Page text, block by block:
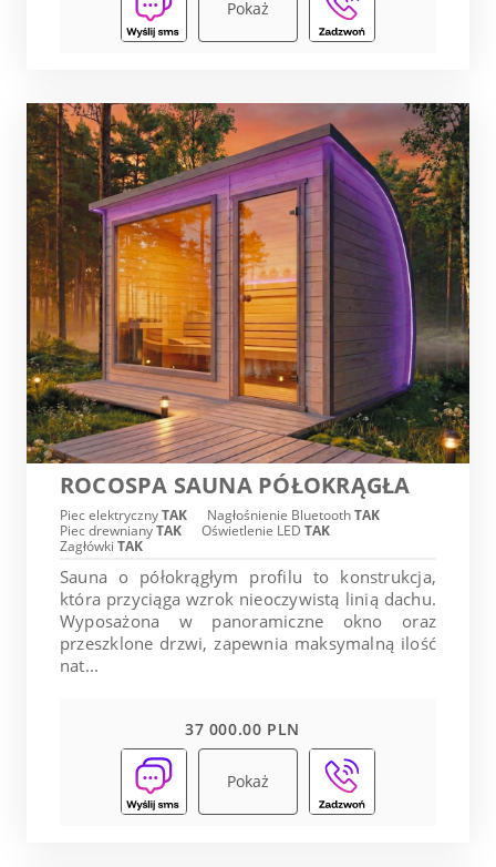
Pokaż
ROCOSPA SAUNA PÓŁOKRĄGŁA
Piec elektrycznyTAK Nagłośnienie BluetoothTAK
Piec drewnianyTAK Oświetlenie LED TAK
Zagłówki TAK
Sauna o półokrągłym profilu to konstrukcja,
która przyciąga wzrok nieoczywistą linią dachu.
Wyposażona w panoramiczne okno oraz
przeszklone drzwi, zapewnia maksymalną ilość
nat...
37 000.00 PLN
Pokaż